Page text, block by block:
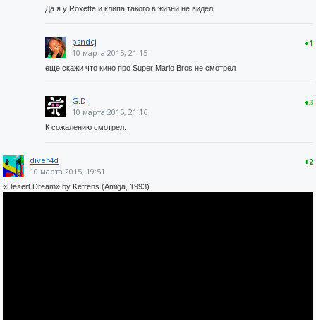
Да я у Roxette и клипа такого в жизни не видел!
+1
psndcj
10 марта 2015, 21:15
еще скажи что кино про Super Mario Bros не смотрел
+3
G.D.
10 марта 2015, 21:16
К сожалению смотрел.
+2
diver4d
10 марта 2015, 19:51
«Desert Dream» by Kefrens (Amiga, 1993)